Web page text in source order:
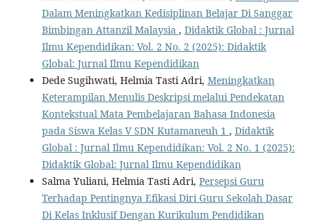
Dalam Meningkatkan Kedisiplinan Belajar Di Sanggar
Bimbingan Attanzil Malaysia , Didaktik Global : Jurnal
Ilmu Kependidikan: Vol. 2 No. 2 (2025): Didaktik
Global: Jurnal Ilmu Kependidikan
Dede Sugihwati, Helmia Tasti Adri, Meningkatkan
Keterampilan Menulis Deskripsi melalui Pendekatan
Kontekstual Mata Pembelajaran Bahasa Indonesia
pada Siswa Kelas V SDN Kutamaneuh 1 , Didaktik
Global : Jurnal Ilmu Kependidikan: Vol. 2 No. 1 (2025):
Didaktik Global: Jurnal Ilmu Kependidikan
Salma Yuliani, Helmia Tasti Adri, Persepsi Guru
Terhadap Pentingnya Efikasi Diri Guru Sekolah Dasar
Di Kelas Inklusif Dengan Kurikulum Pendidikan